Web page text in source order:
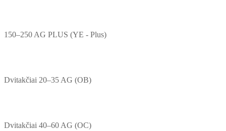
150–250 AG PLUS (YE - Plus)
Dvitakčiai 20–35 AG (OB)
Dvitakčiai 40–60 AG (OC)